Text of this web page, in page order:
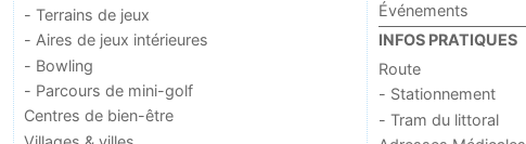
- Terrains de jeux
- Aires de jeux intérieures
- Bowling
- Parcours de mini-golf
Centres de bien-être
Événements
INFOS PRATIQUES
Route
- Stationnement
- Tram du littoral